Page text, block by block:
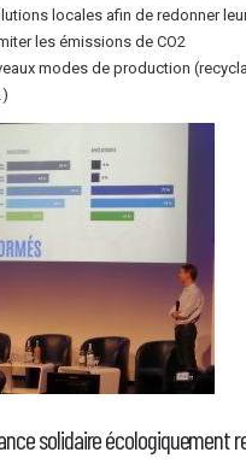
locales afin de redonner
les émissions de CO2
modes de production
solidaire écologiquement